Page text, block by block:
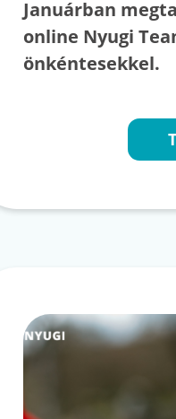
Januárban
online Nyugi
önkéntesekkel.